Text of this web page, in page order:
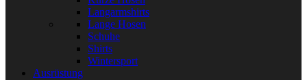
Langarmshirts
Lange Hosen
Schuhe
Shirts
Wintersport
Ausrüstung